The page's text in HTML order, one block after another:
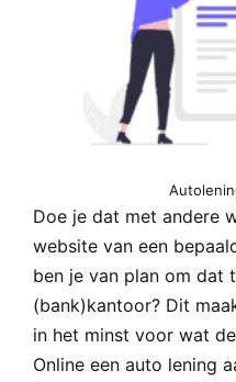
Doe je dat met andere
website van een
ben je van plan om dat
(bank)kantoor? Dit
in het minst voor wat
Online een auto lening